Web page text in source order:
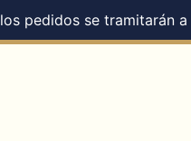
pedidos se tramitarán